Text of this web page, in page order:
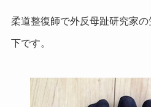
柔道整復師で外反母趾研究家
下です。